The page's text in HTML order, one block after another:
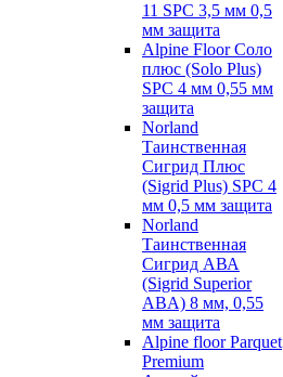
11 SPC 3,5 мм 0,5
мм защита
Alpine Floor Соло
плюс (Solo Plus)
SPC 4 мм 0,55 мм
защита
Norland
Таинственная
Сигрид Плюс
(Sigrid Plus) SPC 4
мм 0,5 мм защита
Norland
Таинственная
Сигрид АВА
(Sigrid Superior
ABA) 8 мм, 0,55
мм защита
Alpine floor Parquet
Premium